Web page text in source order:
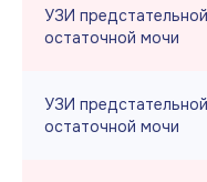
УЗИ
остаточной мочи
УЗИ
остаточной мочи